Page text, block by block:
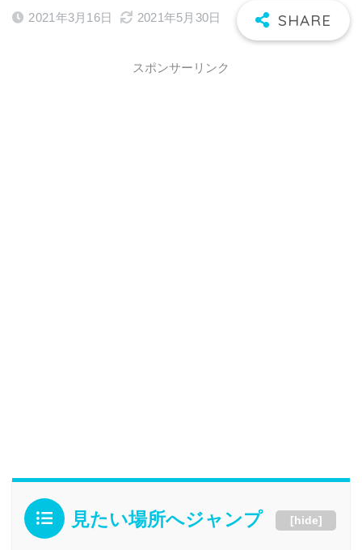
2021年3月16日 2021年5月30日
スポンサーリンク
見たい場所へジャンプ [hide]